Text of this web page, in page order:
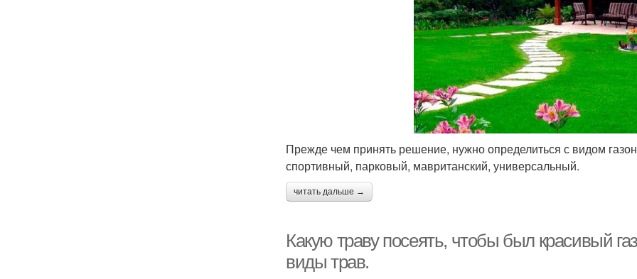
Прежде чем принять решение, нужно определиться с видом
спортивный, парковый, мавританский, универсальный.
читать дальше →
Какую траву посеять, чтобы был красивый
виды трав.